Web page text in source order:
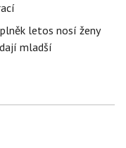
letos nosí ženy
mladší